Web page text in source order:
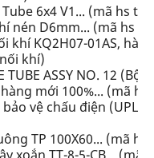
Tube 6x4 V1... (mã hs
nén D6mm... (mã hs
khí KQ2H07-01AS,
khí)
TUBE ASSY NO. 12
mới 100%... (mã
vệ chấu điện
TP 100X60... (mã